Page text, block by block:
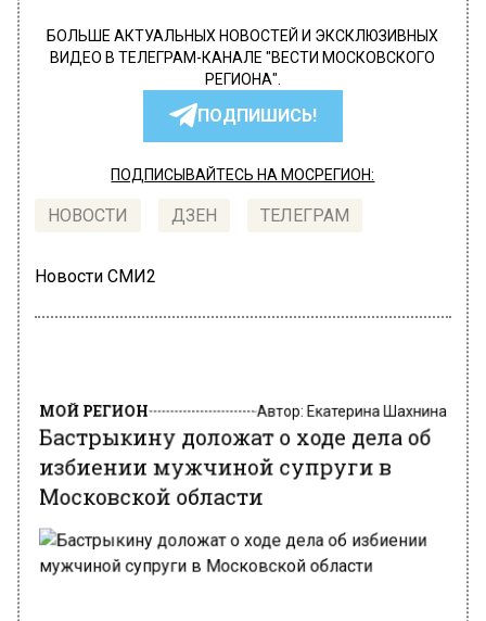
БОЛЬШЕ АКТУАЛЬНЫХ НОВОСТЕЙ И ЭКСКЛЮЗИВНЫХ
ВИДЕО В ТЕЛЕГРАМ-КАНАЛЕ "ВЕСТИ МОСКОВСКОГО
РЕГИОНА".
ПОДПИШИСЬ!
ПОДПИСЫВАЙТЕСЬ НА МОСРЕГИОН:
НОВОСТИ ДЗЕН ТЕЛЕГРАМ
Новости СМИ2
Бастрыкину доложат о ходе дела об
избиении мужчиной супруги в
Московской области